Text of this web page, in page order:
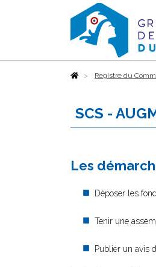
AccueilRegistre du
SCS -
Les
Déposer les
Tenir une
Publier un avis